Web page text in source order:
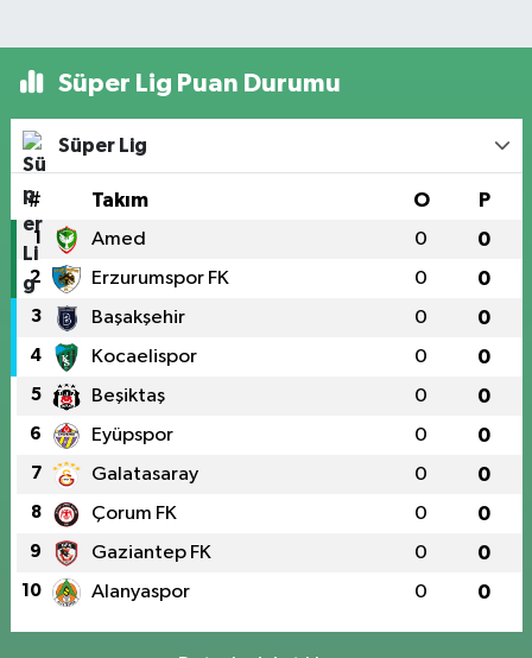
Süper Lig Puan Durumu
Süper Lig
# Takım O P
1 Amed 0 0
2 Erzurumspor FK 0 0
3 Başakşehir 0 0
4 Kocaelispor 0 0
5 Beşiktaş 0 0
6 Eyüpspor 0 0
7 Galatasaray 0 0
8 Çorum FK 0 0
9 Gaziantep FK 0 0
10 Alanyaspor 0 0